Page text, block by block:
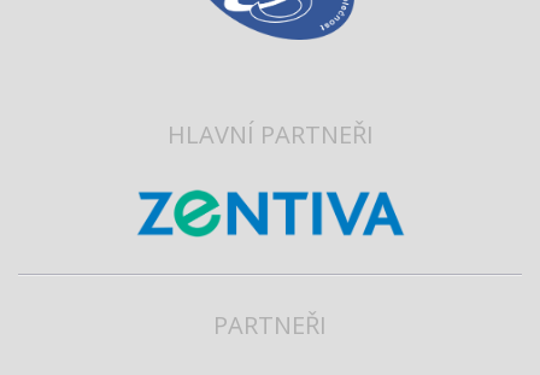
HLAVNÍ PARTNEŘI
PARTNEŘI